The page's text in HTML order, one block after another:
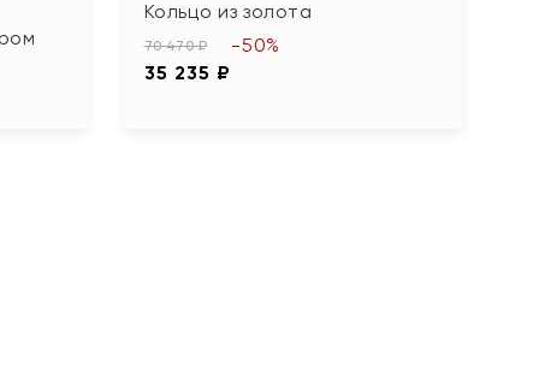
Кольцо из золота
70 470 ₽
35 235 ₽
-50%